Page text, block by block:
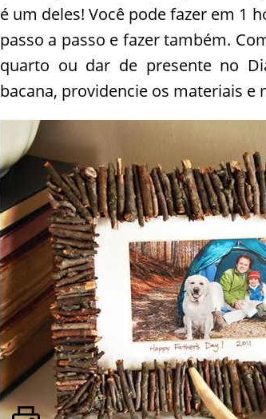
é um deles! Você pode fazer em 1
passo a passo e fazer também.
quarto ou dar de presente no
bacana, providencie os materiais e